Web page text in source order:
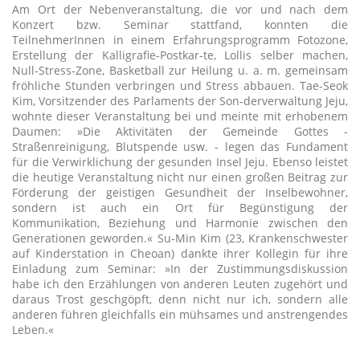
Am Ort der Nebenveranstaltung, die vor und nach dem
Konzert bzw. Seminar stattfand, konnten die
TeilnehmerInnen in einem Erfahrungsprogramm Fotozone,
Erstellung der Kalligrafie-Postkar-te, Lollis selber machen,
Null-Stress-Zone, Basketball zur Heilung u. a. m. gemeinsam
fröhliche Stunden verbringen und Stress abbauen. Tae-Seok
Kim, Vorsitzender des Parlaments der Son-derverwaltung Jeju,
wohnte dieser Veranstaltung bei und meinte mit erhobenem
Daumen: »Die Aktivitäten der Gemeinde Gottes -
Straßenreinigung, Blutspende usw. - legen das Fundament
für die Verwirklichung der gesunden Insel Jeju. Ebenso leistet
die heutige Veranstaltung nicht nur einen großen Beitrag zur
Förderung der geistigen Gesundheit der Inselbewohner,
sondern ist auch ein Ort für Begünstigung der
Kommunikation, Beziehung und Harmonie zwischen den
Generationen geworden.« Su-Min Kim (23, Krankenschwester
auf Kinderstation in Cheoan) dankte ihrer Kollegin für ihre
Einladung zum Seminar: »In der Zustimmungsdiskussion
habe ich den Erzählungen von anderen Leuten zugehört und
daraus Trost geschgöpft, denn nicht nur ich, sondern alle
anderen führen gleichfalls ein mühsames und anstrengendes
Leben.«